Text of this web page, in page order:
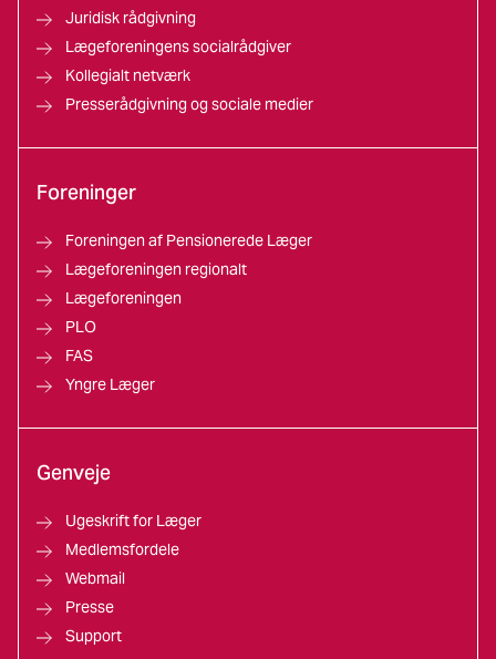
Juridisk rådgivning
Lægeforeningens socialrådgiver
Kollegialt netværk
Presserådgivning og sociale medier
Foreninger
Foreningen af Pensionerede Læger
Lægeforeningen regionalt
Lægeforeningen
PLO
FAS
Yngre Læger
Genveje
Ugeskrift for Læger
Medlemsfordele
Webmail
Presse
Support